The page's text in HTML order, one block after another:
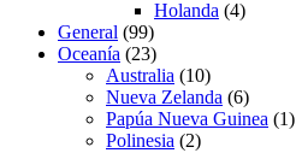
Holanda (4)
General (99)
Oceanía (23)
Australia (10)
Nueva Zelanda (6)
Papúa Nueva Guinea (1)
Polinesia (2)